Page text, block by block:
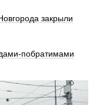
закрыли
побратимами